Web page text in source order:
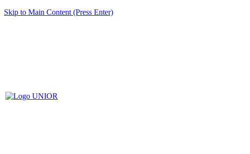
Skip to Main Content (Press Enter)